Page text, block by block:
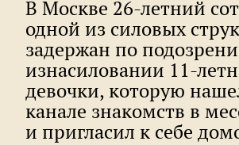
В Москве 26-летний
одной из силовых
задержан по
изнасиловании 11-
девочки, которую
канале знакомств в
и пригласил к себе